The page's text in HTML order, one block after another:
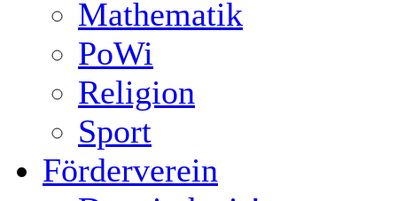
Mathematik
PoWi
Religion
Sport
Förderverein